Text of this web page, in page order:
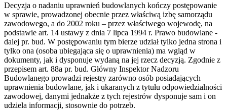
Decyzja o nadaniu uprawnień budowlanych kończy postępowanie
w sprawie, prowadzonej obecnie przez właściwą izbę samorządu
zawodowego, a do 2002 roku – przez właściwego wojewodę, na
podstawie art. 14 ustawy z dnia 7 lipca 1994 r. Prawo budowlane -
dalej pr. bud. W postępowaniu tym bierze udział tylko jedna strona i
tylko ona (osoba ubiegająca się o uprawnienia) ma wgląd w
dokumenty, jak i dysponuje wydaną na jej rzecz decyzją. Zgodnie z
przepisem art. 88a pr. bud. Główny Inspektor Nadzoru
Budowlanego prowadzi rejestry zarówno osób posiadających
uprawnienia budowlane, jak i ukaranych z tytułu odpowiedzialności
zawodowej, danymi jednakże z tych rejestrów dysponuje sam i on
udziela informacji, stosownie do potrzeb.